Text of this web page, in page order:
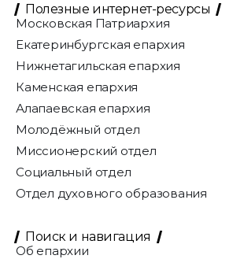
Полезные интернет-ресурсы
Московская Патриархия
Екатеринбургская епархия
Нижнетагильская епархия
Каменская епархия
Алапаевская епархия
Молодёжный отдел
Миссионерский отдел
Социальный отдел
Отдел духовного образования
Поиск и навигация
Об епархии